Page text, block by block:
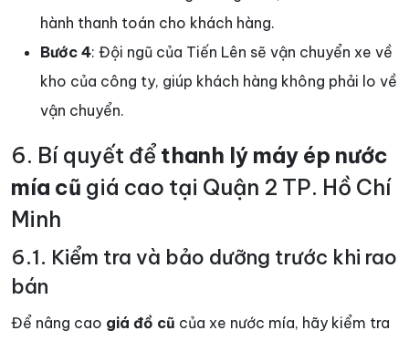
hành thanh toán cho khách hàng.
Bước 4: Đội ngũ của Tiến Lên sẽ vận chuyển xe về
kho của công ty, giúp khách hàng không phải lo về
vận chuyển.
6. Bí quyết để thanh lý máy ép nước
mía cũ giá cao tại Quận 2 TP. Hồ Chí
Minh
6.1. Kiểm tra và bảo dưỡng trước khi rao
bán
Để nâng cao giá đồ cũ của xe nước mía, hãy kiểm tra